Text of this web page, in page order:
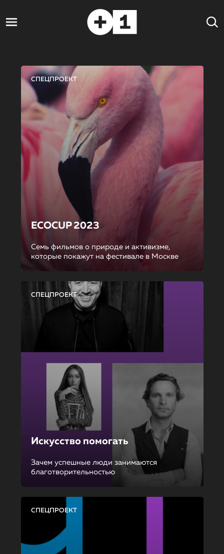
СПЕЦПРОЕКТ
ECOCUP 2023
Семь фильмов о природе и активизме,
которые покажут на фестивале в Москве
СПЕЦПРОЕКТ
Искусство помогать
Зачем успешные люди занимаются
благотворительностью
СПЕЦПРОЕКТ